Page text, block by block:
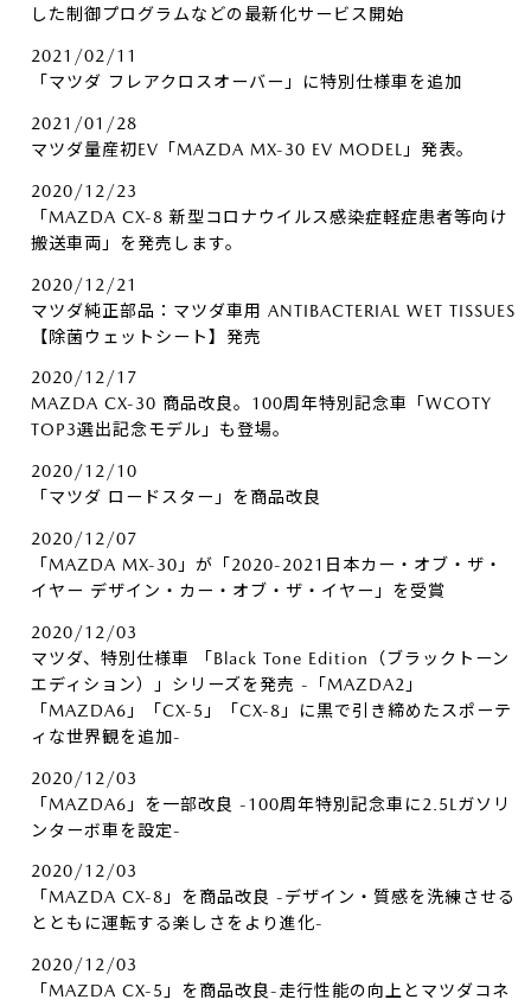
した制御プログラムなどの最新化サービス開始
2021/02/11
「マツダ フレアクロスオーバー」に特別仕様車を追加
2021/01/28
マツダ量産初EV「MAZDA MX-30 EV MODEL」発表。
2020/12/23
「MAZDA CX-8 新型コロナウイルス感染症軽症患者等向け
搬送車両」を発売します。
2020/12/21
マツダ純正部品：マツダ車用 ANTIBACTERIAL WET TISSUES
【除菌ウェットシート】発売
2020/12/17
MAZDA CX-30 商品改良。100周年特別記念車「WCOTY
TOP3選出記念モデル」も登場。
2020/12/10
「マツダ ロードスター」を商品改良
2020/12/07
「MAZDA MX-30」が「2020-2021日本カー・オブ・ザ・
イヤー デザイン・カー・オブ・ザ・イヤー」を受賞
2020/12/03
マツダ、特別仕様車 「Black Tone Edition（ブラックトーン
エディション）」シリーズを発売 -「MAZDA2」
「MAZDA6」「CX-5」「CX-8」に黒で引き締めたスポーテ
ィな世界観を追加-
2020/12/03
「MAZDA6」を一部改良 -100周年特別記念車に2.5Lガソリ
ンターボ車を設定-
2020/12/03
「MAZDA CX-8」を商品改良 -デザイン・質感を洗練させる
とともに運転する楽しさをより進化-
2020/12/03
「MAZDA CX-5」を商品改良-走行性能の向上とマツダコネ